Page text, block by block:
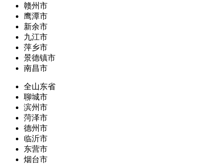
赣州市
鹰潭市
新余市
九江市
萍乡市
景德镇市
南昌市
全山东省
聊城市
滨州市
菏泽市
德州市
临沂市
东营市
烟台市